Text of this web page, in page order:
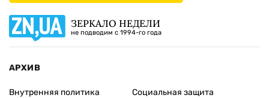
ЗЕРКАЛО НЕДЕЛИ
не подводим с 1994-го года
АРХИВ
Внутренняя политика
Социальная защита